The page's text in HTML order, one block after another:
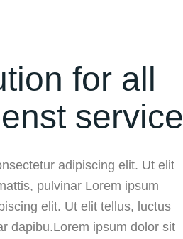
for all
service
adipiscing elit. Ut elit
pulvinar Lorem ipsum
elit. Ut elit tellus, luctus
dapibu.Lorem ipsum dolor sit